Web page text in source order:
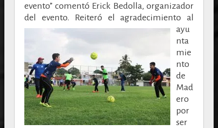
evento” comentó Erick Bedolla, organizador
del evento. Reiteró el agradecimiento al
ayu
nta
mie
nto
de
Mad
ero
por
ser